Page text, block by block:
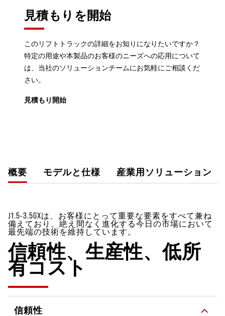
見積もりを開始
このリフトトラックの詳細をお知りになりたいですか？
特定の用途や本製品のお客様のニーズへの応用について
は、当社のソリューションチームにお気軽にご相談くだ
さい。
見積もり開始
概要 モデルと仕様 産業用ソリューション
J1.5-3.5GXは、お客様にとって重要な要素をすべて兼ね
備えており、絶え間なく進化する今日の市場において
最先端の技術を維持しています。
信頼性、生産性、低所
有コスト
信頼性